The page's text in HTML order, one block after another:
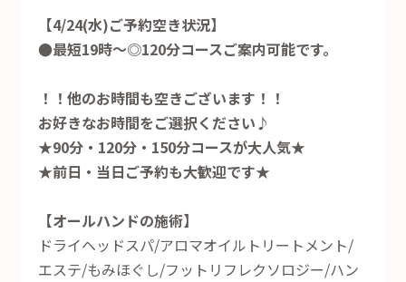
【4/24(水)ご予約空き状況】
●最短19時～◎120分コースご案内可能です。
！！他のお時間も空きございます！！
お好きなお時間をご選択ください♪
★90分・120分・150分コースが大人気★
★前日・当日ご予約も大歓迎です★
【オールハンドの施術】
ドライヘッドスパ/アロマオイルトリートメント/
エステ/もみほぐし/フットリフレクソロジー/ハン